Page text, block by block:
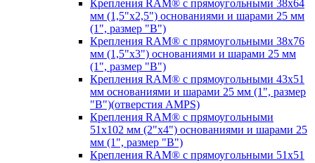
Крепления RAM® с прямоугольными 38х64
мм (1,5"х2,5") основаниями и шарами 25 мм
(1", размер "B")
Крепления RAM® с прямоугольными 38х76
мм (1,5"х3") основаниями и шарами 25 мм
(1", размер "B")
Крепления RAM® с прямоугольными 43x51
мм основаниями и шарами 25 мм (1", размер
"B")(отверстия AMPS)
Крепления RAM® с прямоугольными
51х102 мм (2"х4") основаниями и шарами 25
мм (1", размер "B")
Крепления RAM® с прямоугольными 51х51